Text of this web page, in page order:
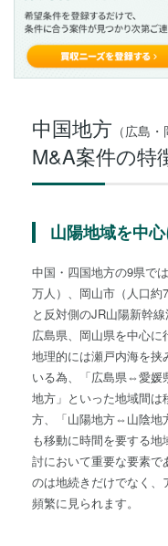
中国地方 （広島
M&A案件の特
山陽地域を中
中国・四国地方の9県で
万人）、岡山市（人口
と反対側のJR山陽新幹
広島県、岡山県を中心に
地理的には瀬戸内海を挟
いる為、「広島県⇔愛
地方」といった地域間は
方、「山陽地方⇔山陰地
も移動に時間を要する
討において重要な要素で
のは地続きだけでなく、
頻繁に見られます。